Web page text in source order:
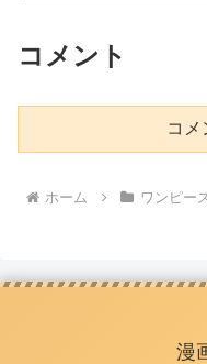
コメント
コメ
ホーム ワンピー
漫